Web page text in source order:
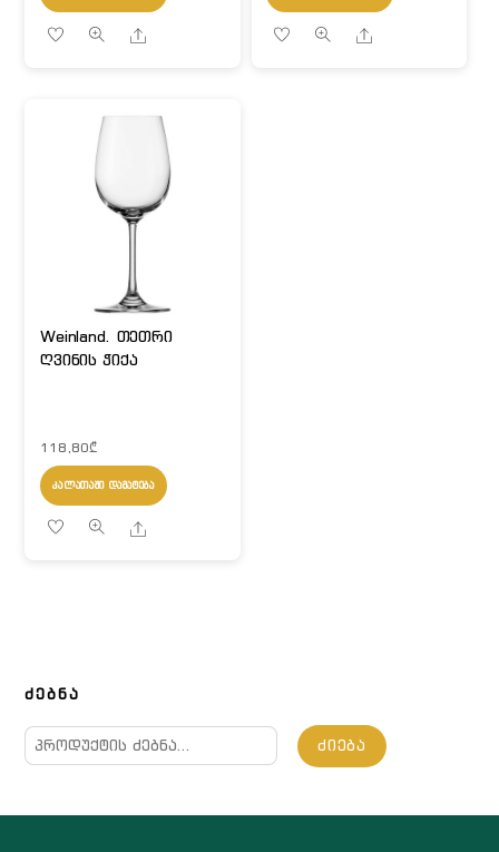
Share Share
Weinland. თეთრი
ღვინის ჭიქა
118,80₾
ᲙᲐᲚᲐᲗᲐᲨᲘ ᲓᲐᲛᲐᲢᲔᲑᲐ
Share
ᲫᲔᲑᲜᲐ
ძებნა:
ᲫᲘᲔᲑᲐ